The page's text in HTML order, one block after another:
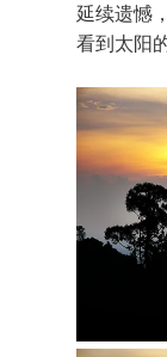
延续遗憾
看到太阳